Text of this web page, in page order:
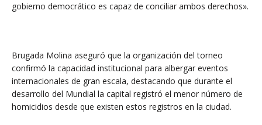
gobierno democrático es capaz de conciliar ambos derechos».
Brugada Molina aseguró que la organización del torneo
confirmó la capacidad institucional para albergar eventos
internacionales de gran escala, destacando que durante el
desarrollo del Mundial la capital registró el menor número de
homicidios desde que existen estos registros en la ciudad.